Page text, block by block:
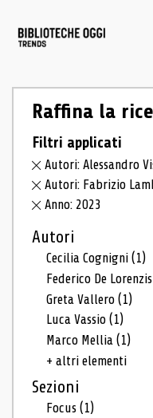
Raffina la
Filtri applicati
Autori: Alessandro
Autori: Fabrizio
Anno: 2023
Autori
Cecilia Cognigni(1)
Federico De
Greta Vallero(1)
Luca Vassio(1)
Marco Mellia(1)
+ altri elementi
Sezioni
Focus(1)